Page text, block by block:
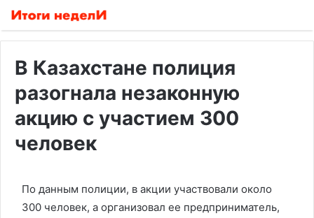
В Казахстане полиция
разогнала незаконную
акцию с участием 300
человек
По данным полиции, в акции участвовали около
300 человек, а организовал ее предприниматель,